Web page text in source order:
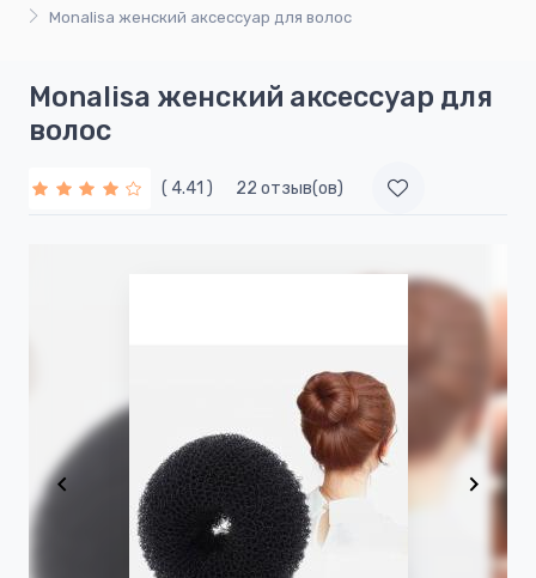
Monalisa женский аксессуар для волос
Monalisa женский аксессуар для
волос
( 4.41 ) 22 отзыв(ов)